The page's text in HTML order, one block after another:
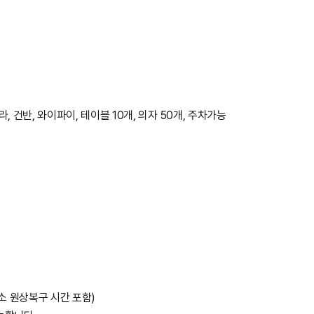
, 건반, 와이파이, 테이블 10개, 의자 50개, 주차가능
원상복구 시간 포함)